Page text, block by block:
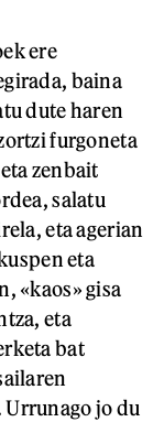
ere
baina
dute haren
furgoneta
zenbait
salatu
eta agerian
eta
«kaos» gisa
eta
bat
jo du